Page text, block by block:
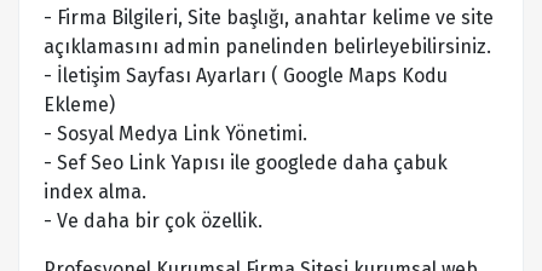
- Firma Bilgileri, Site başlığı, anahtar kelime ve site
açıklamasını admin panelinden belirleyebilirsiniz.
- İletişim Sayfası Ayarları ( Google Maps Kodu
Ekleme)
- Sosyal Medya Link Yönetimi.
- Sef Seo Link Yapısı ile googlede daha çabuk
index alma.
- Ve daha bir çok özellik.